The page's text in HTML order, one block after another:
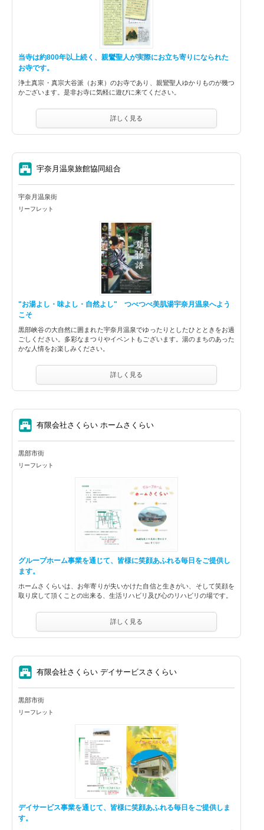
当寺は約800年以上続く、親鸞聖人が実際にお立ち寄りになられた
お寺です。
浄土真宗・真宗大谷派（お東）のお寺であり、親鸞聖人ゆかりものが幾つ
かございます。是非お寺に気軽に遊びに来てください。
詳しく見る
⑦ 宇奈月温泉旅館協同組合
宇奈月温泉街
リーフレット
"お湯よし・味よし・自然よし" つべつべ美肌湯宇奈月温泉へよう
こそ
黒部峡谷の大自然に囲まれた宇奈月温泉でゆったりとしたひとときをお過
ごしください。多彩なまつりやイベントもございます。湯のまちのあった
かな人情をお楽しみください。
詳しく見る
⑦ 有限会社さくらい ホームさくらい
黒部市街
リーフレット
グループホーム事業を通じて、皆様に笑顔あふれる毎日をご提供し
ます。
ホームさくらいは、お年寄りが失いかけた自信と生きがい、そして笑顔を
取り戻して頂くことの出来る、生活リハビリ及び心のリハビリの場です。
詳しく見る
⑦ 有限会社さくらい デイサービスさくらい
黒部市街
リーフレット
デイサービス事業を通じて、皆様に笑顔あふれる毎日をご提供しま
す。